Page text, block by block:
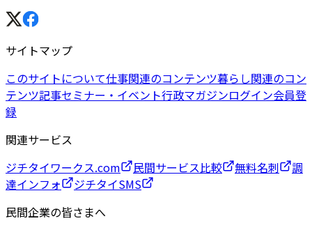
サイトマップ
このサイトについて仕事関連のコンテンツ暮らし関連のコン
テンツ記事セミナー・イベント行政マガジンログイン会員登
録
関連サービス
ジチタイワークス.com
民間サービス比較 無料名刺
調
達インフォ
ジチタイSMS
民間企業の皆さまへ